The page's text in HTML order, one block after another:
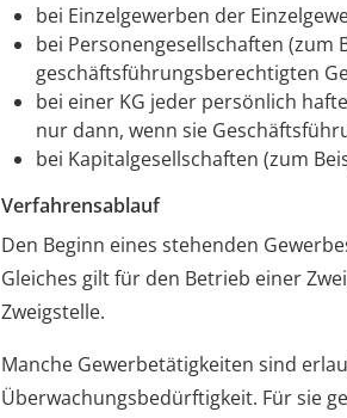
bei Einzelgewerben der
bei Personengesellschaften (zum
geschäftsführungsberechtigten
bei einer KG jeder persönlich
nur dann, wenn sie
bei Kapitalgesellschaften (zum
Verfahrensablauf
Den Beginn eines stehenden
Gleiches gilt für den Betrieb einer
Zweigstelle.
Manche Gewerbetätigkeiten sind
Überwachungsbedürftigkeit. Für sie